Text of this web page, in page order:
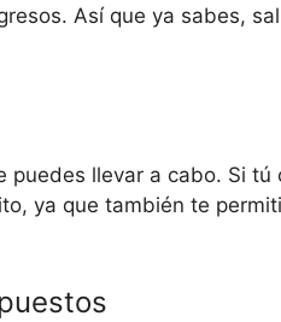
Así que ya sabes,
puedes llevar a cabo. Si tú
ya que también te